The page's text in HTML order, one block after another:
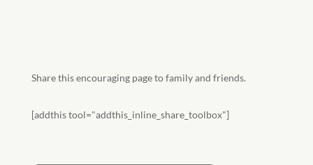
Share this encouraging page to family and friends.
[addthis tool="addthis_inline_share_toolbox"]